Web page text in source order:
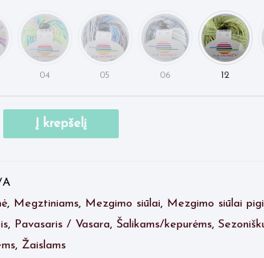
Į krepšelį
, Megztiniams, Mezgimo siūlai, Mezgimo siūlai
, Pavasaris / Vasara, Šalikams/kepurėms,
, Žaislams